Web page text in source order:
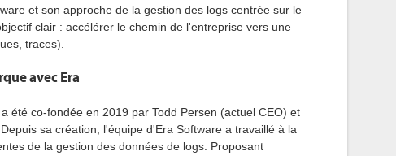
et son approche de la gestion des logs centrée sur le
clair : accélérer le chemin de l'entreprise vers une
traces).
avec Era
été co-fondée en 2019 par Todd Persen (actuel CEO) et
sa création, l'équipe d'Era Software a travaillé à la
de la gestion des données de logs. Proposant